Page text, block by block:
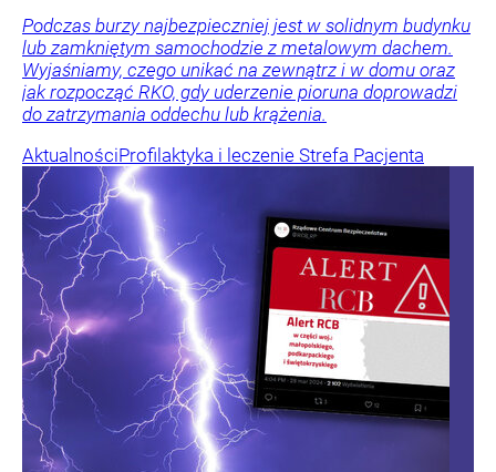
Podczas burzy najbezpieczniej jest w solidnym budynku
lub zamkniętym samochodzie z metalowym dachem.
Wyjaśniamy, czego unikać na zewnątrz i w domu oraz
jak rozpocząć RKO, gdy uderzenie pioruna doprowadzi
do zatrzymania oddechu lub krążenia.
AktualnościProfilaktyka i leczenie Strefa Pacjenta